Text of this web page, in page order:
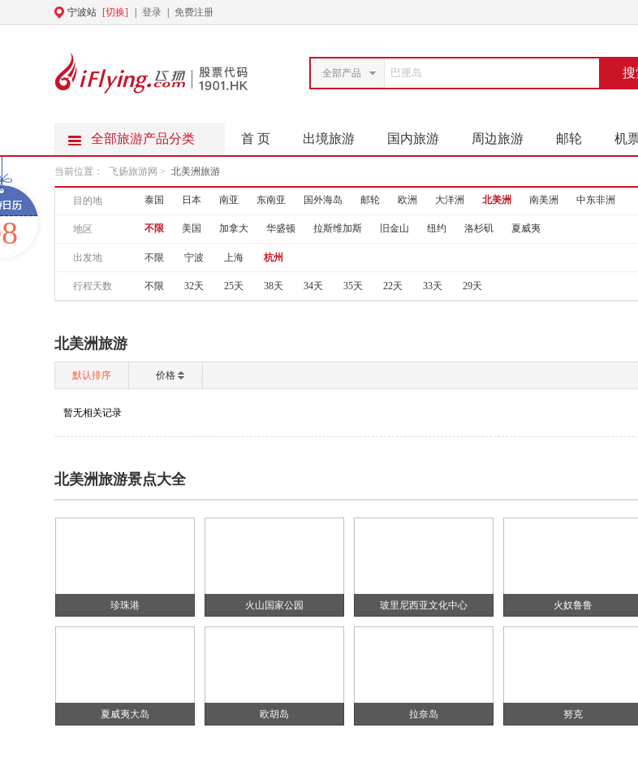
宁波站 [切换] 登录 免费注册
全部产品 搜
全部旅游产品分类 首 页 出境旅游 国内旅游 周边旅游 邮轮 机
当前位置： 飞扬旅游网 > 北美洲旅游
目的地 泰国 日本 南亚 东南亚 国外海岛 邮轮 欧洲 大洋洲 北美洲 南美洲 中东非洲
地区 不限 美国 加拿大 华盛顿 拉斯维加斯 旧金山 纽约 洛杉矶 夏威夷
出发地 不限 宁波 上海 杭州
行程天数 不限 32天 25天 38天 34天 35天 22天 33天 29天
北美洲旅游
默认排序 价格
暂无相关记录
北美洲旅游景点大全
珍珠港 火山国家公园 玻里尼西亚文化中心 火奴鲁鲁
夏威夷大岛 欧胡岛 拉奈岛 努克